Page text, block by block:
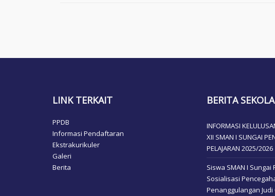
LINK TERKAIT
PPDB
Informasi Pendaftaran
Ekstrakurikuler
Galeri
Berita
BERITA
INFORMASI
XII SMAN I SUNGAI
PELAJARAN 2025/2026
Siswa SMAN I Sungai
Sosialisasi
Penanggulangan Judi